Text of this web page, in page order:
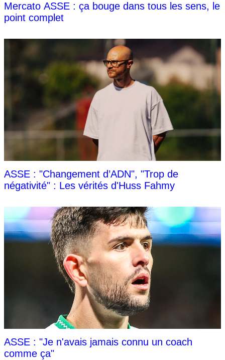
Mercato ASSE : ça bouge dans tous les sens, le
point complet
ASSE : "Changement d’ADN", "Trop de
négativité" : Les vérités d'Huss Fahmy
ASSE : "Je n'avais jamais connu un coach
comme ça"